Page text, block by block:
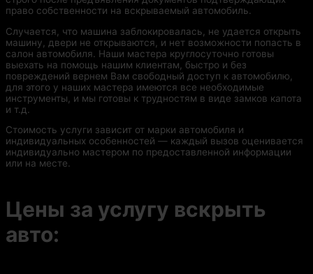
право собственности на вскрываемый автомобиль.
Случается, что машина заблокировалась, не удается открыть
машину, двери не открываются, и нет возможности попасть в
салон автомобиля. Наши мастера круглосуточно готовы
выехать на помощь нашим клиентам, быстро и без
повреждений вернем Вам свободный доступ к автомобилю,
для этого у наших мастера имеются все необходимые
инструменты, и мы готовы к трудностям в виде замков капота
и т.д.
Стоимость услуги зависит от марки автомобиля и
индивидуальных особенностей — каждый вызов оценивается
индивидуально мастером по предоставленной информации
или на месте.
Цены за услугу вскрыть
авто: